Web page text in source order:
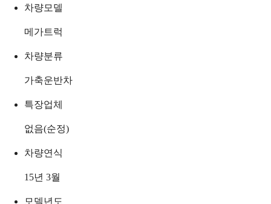
차량모델
메가트럭
차량분류
가축운반차
특장업체
없음(순정)
차량연식
15년 3월
모델년도